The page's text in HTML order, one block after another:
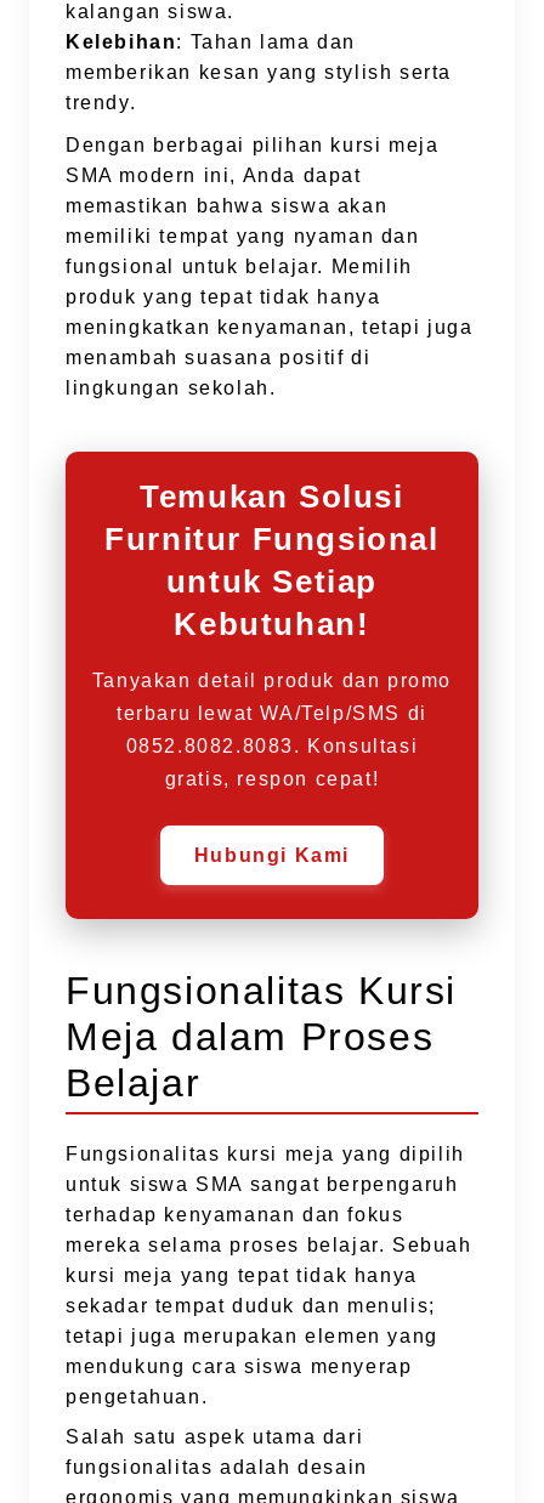
kalangan siswa.
Kelebihan: Tahan lama dan
memberikan kesan yang stylish serta
trendy.
Dengan berbagai pilihan kursi meja
SMA modern ini, Anda dapat
memastikan bahwa siswa akan
memiliki tempat yang nyaman dan
fungsional untuk belajar. Memilih
produk yang tepat tidak hanya
meningkatkan kenyamanan, tetapi juga
menambah suasana positif di
lingkungan sekolah.
Temukan Solusi
Furnitur Fungsional
untuk Setiap
Kebutuhan!
Tanyakan detail produk dan promo
terbaru lewat WA/Telp/SMS di
0852.8082.8083. Konsultasi
gratis, respon cepat!
Hubungi Kami
Fungsionalitas Kursi
Meja dalam Proses
Belajar
Fungsionalitas kursi meja yang dipilih
untuk siswa SMA sangat berpengaruh
terhadap kenyamanan dan fokus
mereka selama proses belajar. Sebuah
kursi meja yang tepat tidak hanya
sekadar tempat duduk dan menulis;
tetapi juga merupakan elemen yang
mendukung cara siswa menyerap
pengetahuan.
Salah satu aspek utama dari
fungsionalitas adalah desain
ergonomis yang memungkinkan siswa